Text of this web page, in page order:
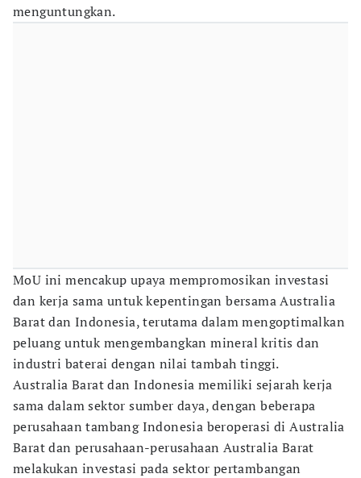
menguntungkan.
MoU ini mencakup upaya mempromosikan investasi
dan kerja sama untuk kepentingan bersama Australia
Barat dan Indonesia, terutama dalam mengoptimalkan
peluang untuk mengembangkan mineral kritis dan
industri baterai dengan nilai tambah tinggi.
Australia Barat dan Indonesia memiliki sejarah kerja
sama dalam sektor sumber daya, dengan beberapa
perusahaan tambang Indonesia beroperasi di Australia
Barat dan perusahaan-perusahaan Australia Barat
melakukan investasi pada sektor pertambangan